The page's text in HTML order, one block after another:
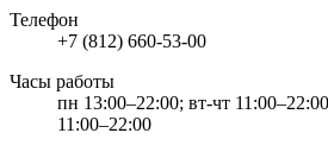
Телефон
+7 (812) 660-53-00
Часы работы
пн 13:00–22:00; вт-чт
11:00–22:00